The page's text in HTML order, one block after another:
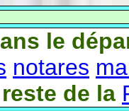
le
notares
de la